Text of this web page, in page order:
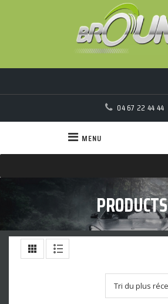
04 67 22 44 44
MENU
PRODUCTS